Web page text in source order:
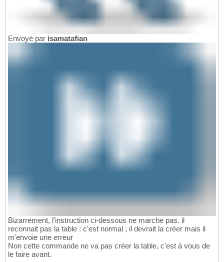
Envoyé par isamatafian
Bizarrement, l'instruction ci-dessous ne marche pas. il
reconnait pas la table : c'est normal ; il devrait la créer mais il
m'envoie une erreur
Non cette commande ne va pas créer la table, c'est à vous de
le faire avant.